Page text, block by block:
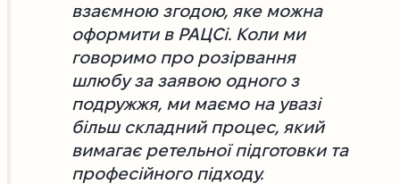
взаємною згодою, яке можна
оформити в РАЦСі. Коли ми
говоримо про розірвання
шлюбу за заявою одного з
подружжя, ми маємо на увазі
більш складний процес, який
вимагає ретельної підготовки та
професійного підходу.